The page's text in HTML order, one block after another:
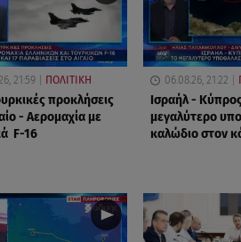
21:59 ΠΟΛΙΤΙΚΗ
προκλήσεις
- Αερομαχία με
F-16
06.08.26, 21:22
Ισραήλ -
μεγαλύτερο
καλώδιο στον